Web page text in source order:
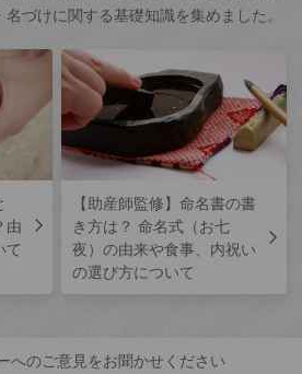
づけに関する基礎知識を集めました。
由
て
【助産師監修】命名書の書
き方は？ 命名式（お七
夜）の由来や食事、内祝い
の選び方について
へのご意見をお聞かせください